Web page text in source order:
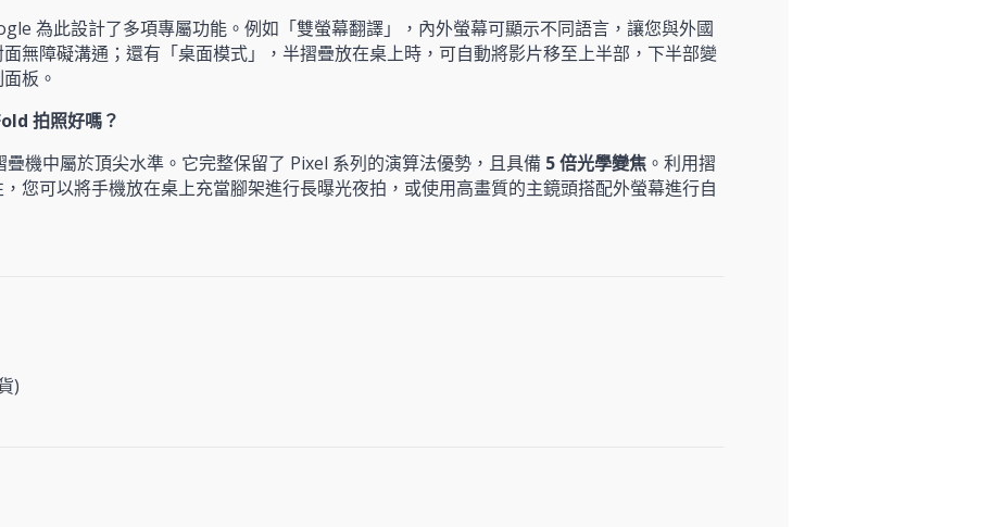
為此設計了多項專屬功能。例如「雙螢幕翻譯」，內外螢幕可顯示不同語言，讓您與外國
面無障礙溝通；還有「桌面模式」，半摺疊放在桌上時，可自動將影片移至上半部，下半部變
板。
拍照好嗎？
疊機中屬於頂尖水準。它完整保留了 Pixel 系列的演算法優勢，且具備 5 倍光學變焦 。利用摺
，您可以將手機放在桌上充當腳架進行長曝光夜拍，或使用高畫質的主鏡頭搭配外螢幕進行自
)